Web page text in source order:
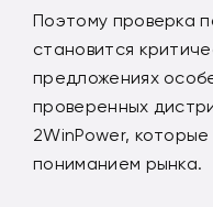
Поэтому проверка
становится
предложениях
проверенных
2WinPower,
пониманием рынка.